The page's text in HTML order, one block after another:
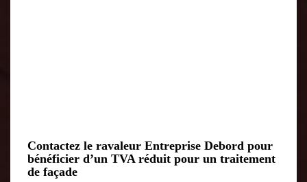
Contactez le ravaleur Entreprise Debord pour
bénéficier d’un TVA réduit pour un traitement
de façade